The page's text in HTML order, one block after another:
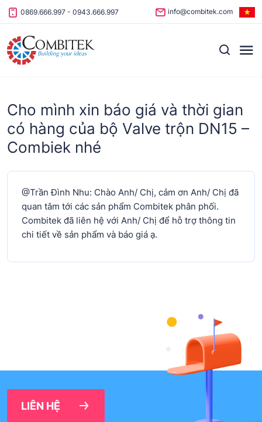
Skip to content
0869.666.997 - 0943.666.997 info@combitek.com
Cho mình xin báo giá và thời gian
có hàng của bộ Valve trộn DN15 –
Combiek nhé
@Trần Đình Nhu: Chào Anh/ Chị, cảm ơn Anh/ Chị đã
quan tâm tới các sản phẩm Combitek phân phối.
Combitek đã liên hệ với Anh/ Chị để hỗ trợ thông tin
chi tiết về sản phẩm và báo giá ạ.
LIÊN HỆ